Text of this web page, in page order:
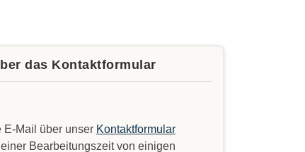
das Kontaktformular
E-Mail über unser Kontaktformular
Bearbeitungszeit von einigen